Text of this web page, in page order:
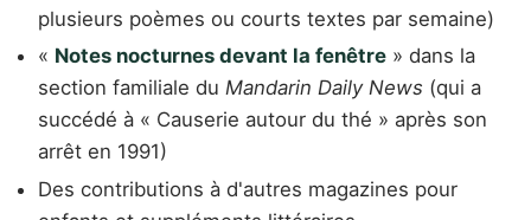
plusieurs poèmes ou courts textes par semaine)
« Notes nocturnes devant la fenêtre » dans la
section familiale du Mandarin Daily News (qui a
succédé à « Causerie autour du thé » après son
arrêt en 1991)
Des contributions à d'autres magazines pour